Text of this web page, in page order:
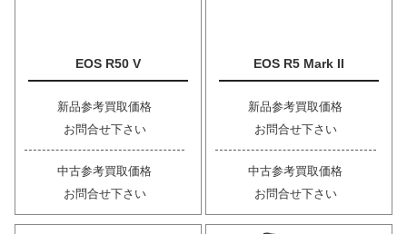
EOS R50 V
新品参考買取価格
お問合せ下さい
中古参考買取価格
お問合せ下さい
EOS R5 Mark II
新品参考買取価格
お問合せ下さい
中古参考買取価格
お問合せ下さい